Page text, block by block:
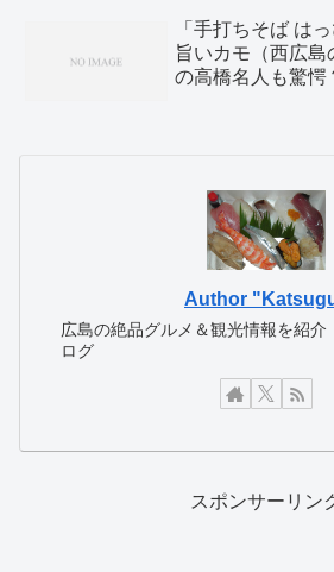
「手打ちそば は
旨いカモ（西広
の高橋名人も驚愕
Author
広島の絶品グルメ＆観光情報を紹介
ログ
スポンサーリン